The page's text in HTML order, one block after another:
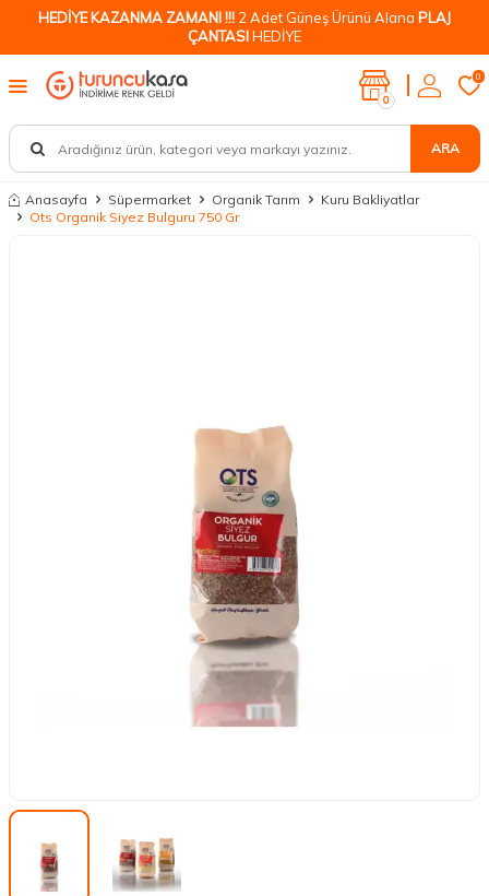
HEDİYE KAZANMA ZAMANI !!! 2 Adet Güneş Ürünü Alana PLAJ
ÇANTASIHEDİYE
ARA
0
0
Anasayfa Süpermarket Organik Tarım
Kuru Bakliyatlar
Ots Organik Siyez Bulguru 750 Gr